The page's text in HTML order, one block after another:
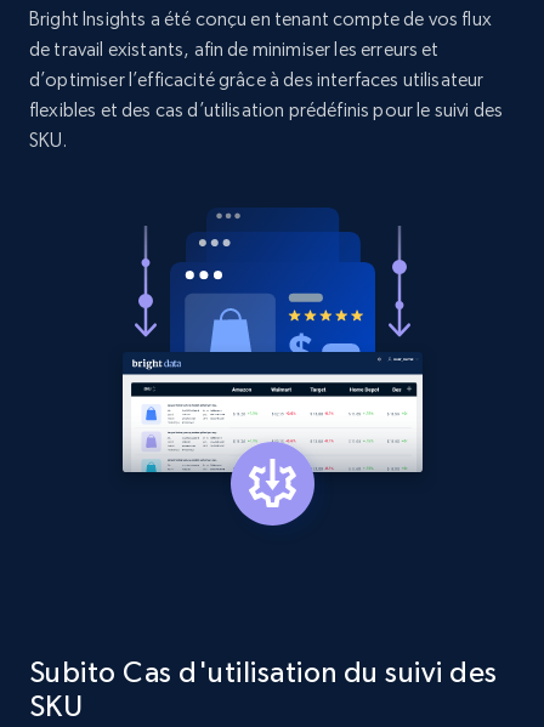
and more.
1.3K+ 176+ Commencer
Target - Gather data on products using
specified keywords
URL, Product id, Title, Product description,
Rating, Reviews count, Initial price, Discount,
and more.
1.3K+ 176+ Commencer
Target - Discover products by category url
1.3K+ 176+ Commencer
Bright Insights a été conçu en tenant compte de vos flux
de travail existants, afin de minimiser les erreurs et
d’optimiser l’efficacité grâce à des interfaces utilisateur
flexibles et des cas d’utilisation prédéfinis pour le suivi des
SKU.
Subito Cas d'utilisation du suivi des
SKU